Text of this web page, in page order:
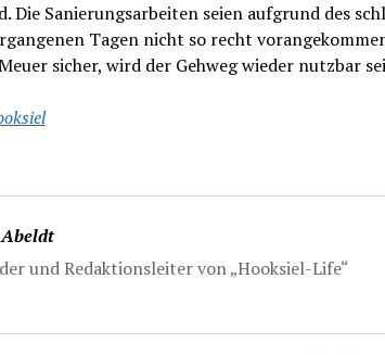
Die Sanierungsarbeiten seien aufgrund des
Tagen nicht so recht
sicher, wird der Gehweg wieder nutzbar
und Redaktionsleiter von „Hooksiel-Life“